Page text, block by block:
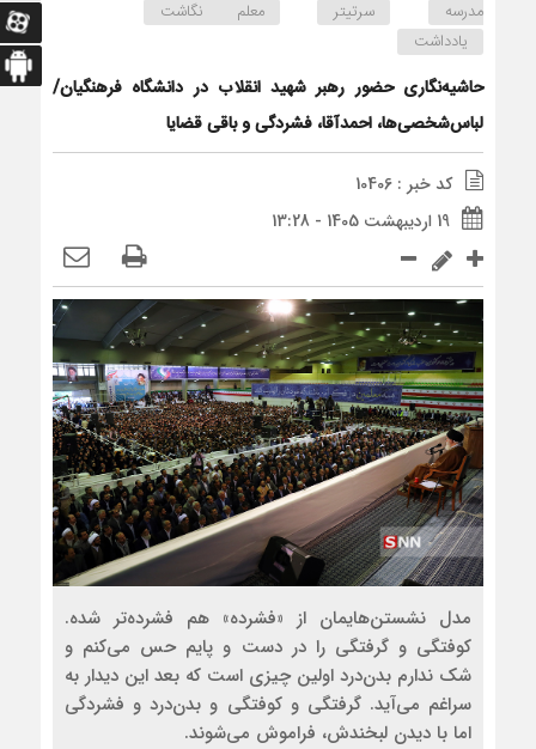
مدرسه
سرتیتر
معلم نگاشت
یادداشت
حاشیه‌نگاری حضور رهبر شهید انقلاب در دانشگاه فرهنگیان/
لباس‌شخصی‌ها، احمدآقا، فشردگی و باقی قضایا
کد خبر : 10406
19 اردیبهشت 1405 - 13:28
مدل نشستن‌هایمان از «فشرده» هم فشرده‌تر شده.
کوفتگی و گرفتگی را در دست و پایم حس می‌کنم و
شک ندارم بدن‌درد اولین چیزی است که بعد این دیدار به
سراغم می‌آید. گرفتگی و کوفتگی و بدن‌درد و فشردگی
اما با دیدن لبخندش، فراموش می‌شوند.